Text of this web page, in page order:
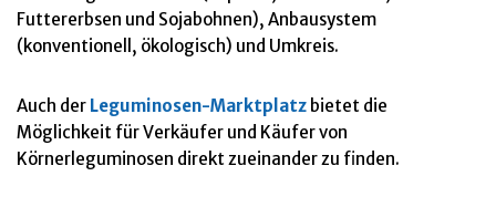
Futtererbsen und Sojabohnen), Anbausystem
(konventionell, ökologisch) und Umkreis.
Auch der Leguminosen-Marktplatz bietet die
Möglichkeit für Verkäufer und Käufer von
Körnerleguminosen direkt zueinander zu finden.